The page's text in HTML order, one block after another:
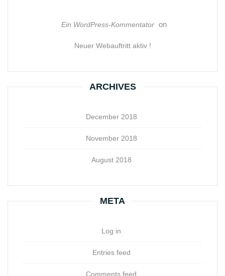
Ein WordPress-Kommentator on
Neuer Webauftritt aktiv !
ARCHIVES
December 2018
November 2018
August 2018
META
Log in
Entries feed
Comments feed